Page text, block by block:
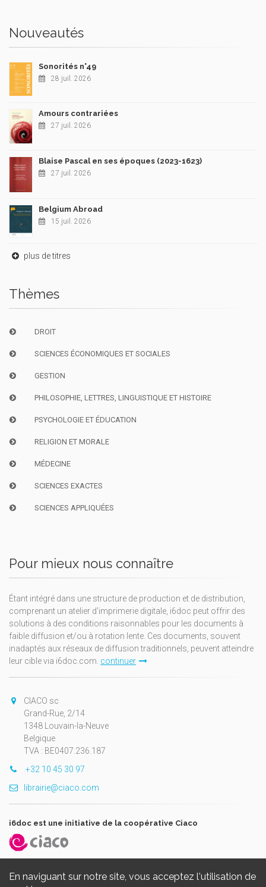
En naviguant sur notre site, vous acceptez l'utilisation de
Nouveautés
Sonorités n°49
28 juil. 2026
Amours contrariées
27 juil. 2026
Blaise Pascal en ses époques (2023-1623)
27 juil. 2026
Belgium Abroad
15 juil. 2026
plus de titres
Thèmes
DROIT
SCIENCES ÉCONOMIQUES ET SOCIALES
GESTION
PHILOSOPHIE, LETTRES, LINGUISTIQUE ET HISTOIRE
PSYCHOLOGIE ET ÉDUCATION
RELIGION ET MORALE
MÉDECINE
SCIENCES EXACTES
SCIENCES APPLIQUÉES
Pour mieux nous connaître
Étant intégré dans une structure de production et de distribution,
comprenant un atelier d'imprimerie digitale, i6doc peut offrir des
solutions à des conditions raisonnables pour les documents à
faible diffusion et/ou à rotation lente. Ces documents, souvent
inadaptés aux réseaux de diffusion traditionnels, peuvent atteindre
leur cible via i6doc.com. continuer
CIACO sc
Grand-Rue, 2/14
1348 Louvain-la-Neuve
Belgique
TVA : BE0407.236.187
+32 10 45 30 97
librairie@ciaco.com
i6doc est une initiative de la coopérative Ciaco